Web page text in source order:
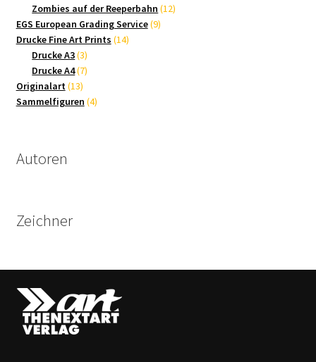
Produkte
Zombies auf der Reeperbahn 1212
EGS European Grading Service 99
Drucke Fine Art Prints 1414
Drucke A3 33
Produkte
Drucke A4 77
Originalart 1313
Produkte
Sammelfiguren 44
Autoren
Zeichner